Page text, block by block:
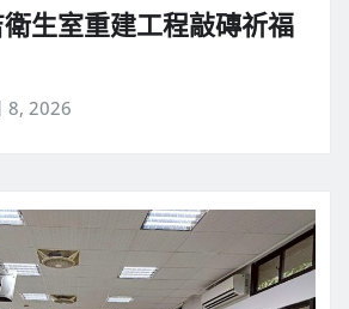
生室重建工程敲磚祈福
8, 2026